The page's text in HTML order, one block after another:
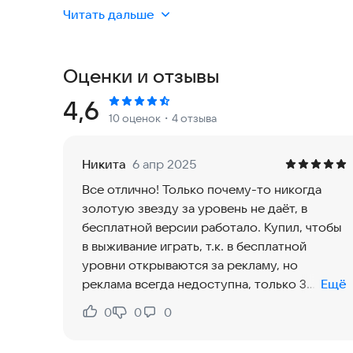
Ваша задача - управлять Нямстерами,
Используйте суперспособности и
вредителями, не давайте вашим Нямстерам
Игровые особенности:
• 64 оригинальных уровня
• 7 забавных нямстеров, каждый со своей
• Награды за всевозможные достижения и
• 2 режима игры
• 7 красочных локаций
Читать дальше
Оценки и отзывы
Рейтинг:
4,6 10 оценок ・4 отзыва
Никита 6 апр 2025
Все отлично! Только почему-то никогда
золотую звезду за уровень не даёт, в
бесплатной версии работало. Купил, чтобы
в выживание играть, т.к. в бесплатной
уровни открываются за рекламу, но
реклама всегда недоступна, только 3
уровня когда-то давно смог открыть.
Очень надеюсь, что когда-нибудь будет
Ещё
Нравится:
0
Не нравится:
0 0